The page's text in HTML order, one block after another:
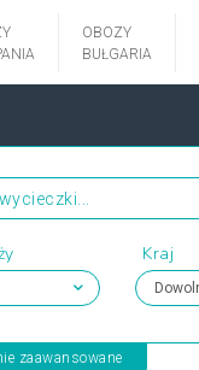
OBOZY
BUŁGARIA
Kraj
zaawansowane